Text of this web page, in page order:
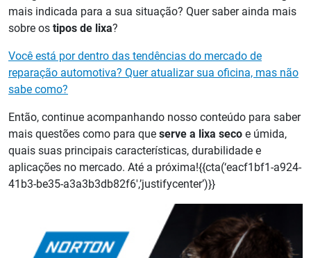
mais indicada para a sua situação? Quer saber ainda mais
sobre os tipos de lixa?
Você está por dentro das tendências do mercado de
reparação automotiva? Quer atualizar sua oficina, mas não
sabe como?
Então, continue acompanhando nosso conteúdo para saber
mais questões como para que serve a lixa seco e úmida,
quais suas principais características, durabilidade e
aplicações no mercado. Até a próxima!{{cta(‘eacf1bf1-a924-
41b3-be35-a3a3b3db82f6′,’justifycenter’)}}